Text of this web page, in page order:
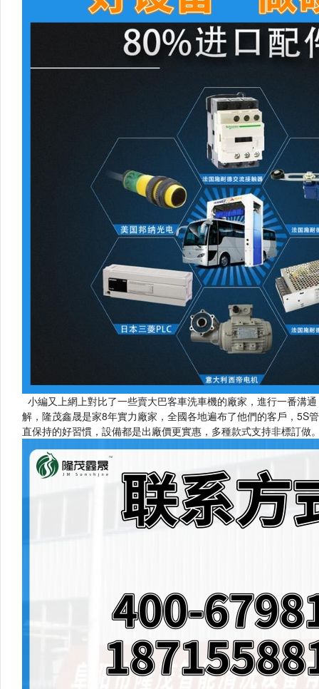
小編又上網上對比了一些賣大巴客車洗車機的廠家，進行一番溝通
解，隆茂鑫晟是家8年實力廠家，全國各地遍布了他們的客戶，5S
直保持的好習慣，設備都是出廠價更實惠，多種款式支持非標訂做